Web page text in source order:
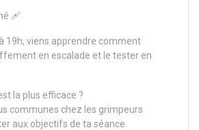
🩹
19h, viens apprendre comment
en escalade et le tester en
la plus efficace ?
communes chez les grimpeurs
aux objectifs de ta séance